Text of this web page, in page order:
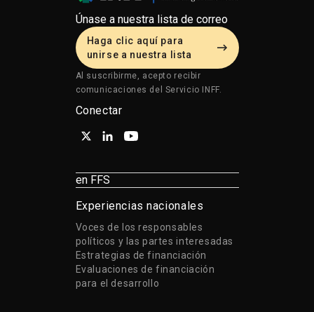
Únase a nuestra lista de correo
Haga clic aquí para
unirse a nuestra lista
Al suscribirme, acepto recibir
comunicaciones del Servicio INFF.
Conectar
en FFS
Experiencias nacionales
Voces de los responsables
políticos y las partes interesadas
Estrategias de financiación
Evaluaciones de financiación
para el desarrollo